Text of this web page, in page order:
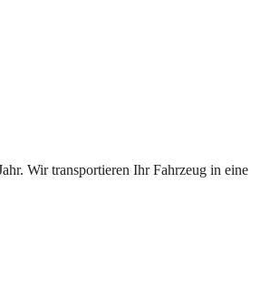
Wir transportieren Ihr Fahrzeug in eine